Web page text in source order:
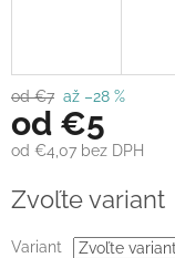
od €7 až –28 %
od €5
od €4,07 bez DPH
cena:
Zvoľte variant
Variant